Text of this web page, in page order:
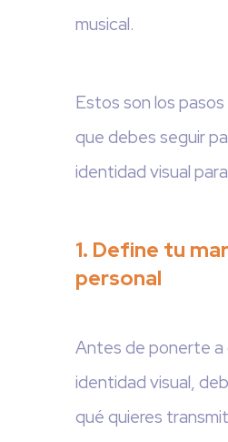
musical.
Estos son los
que debes seguir
identidad visual
1. Define tu
personal
Antes de ponerte a
identidad visual,
qué quieres